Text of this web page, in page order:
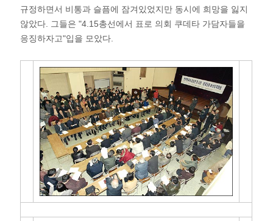
규정하면서 비통과 슬픔에 잠겨있었지만 동시에 희망을 잃지
않았다. 그들은 "4.15총선에서 표로 의회 쿠데타 가담자들을
응징하자고"입을 모았다.